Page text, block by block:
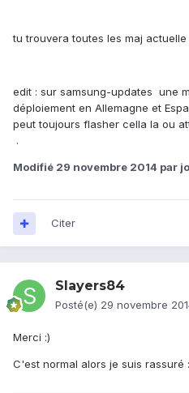
tu trouvera toutes les maj
edit : sur samsung-updates une
déploiement en Allemagne et
peut toujours flasher cella la ou
.
Modifié 29 novembre 2014 par
Citer
Slayers84
Posté(e) 29 novembre
Merci :)
C'est normal alors je suis rassuré